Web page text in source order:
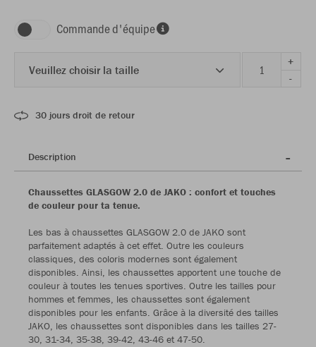
Commande d'équipe
Veuillez choisir la taille
+
-
30 jours droit de retour
Description
Chaussettes GLASGOW 2.0 de JAKO : confort et touches
de couleur pour ta tenue.
Les bas à chaussettes GLASGOW 2.0 de JAKO sont
parfaitement adaptés à cet effet. Outre les couleurs
classiques, des coloris modernes sont également
disponibles. Ainsi, les chaussettes apportent une touche de
couleur à toutes les tenues sportives. Outre les tailles pour
hommes et femmes, les chaussettes sont également
disponibles pour les enfants. Grâce à la diversité des tailles
JAKO, les chaussettes sont disponibles dans les tailles 27-
30, 31-34, 35-38, 39-42, 43-46 et 47-50.